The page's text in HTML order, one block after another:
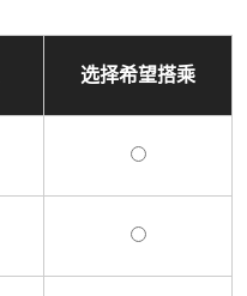
选择希望搭乘